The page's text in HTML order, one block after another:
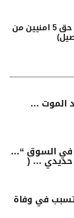
ابطاقة ايداع بالسجن في حق 5 امنيين من
الموت …
في السوق “…
… (
في وفاة